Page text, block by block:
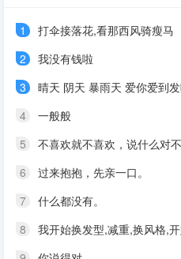
1
打伞接落花,看那西风骑瘦马
2
我没有钱啦
3
晴天 阴天 暴雨天 爱你爱到
4
一般般
5
不喜欢就不喜欢，说什么对
6
过来抱抱，先亲一口。
7
什么都没有。
8
我开始换发型,减重,换风格,开始往前走,